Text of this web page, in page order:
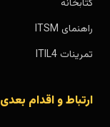
کتابخانه
راهنمای ITSM
تمرینات ITIL4
ارتباط و اقدام بعدی